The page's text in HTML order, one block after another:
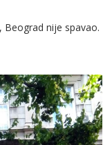
Beograd nije spavao.